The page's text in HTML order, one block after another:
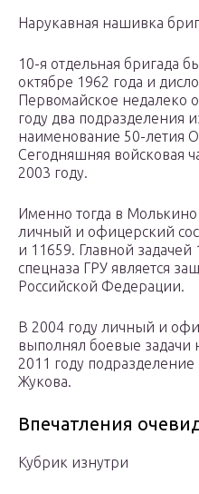
Нарукавная нашивка
10-я отдельная бригада
октябре 1962 года и
Первомайское недалеко
году два подразделения
наименование 50-летия
Сегодняшняя войсковая
2003 году.
Именно тогда в
личный и офицерский
и 11659. Главной
спецназа ГРУ является
Российской Федерации.
В 2004 году личный и
выполнял боевые задачи
2011 году
Жукова.
Впечатления
Кубрик изнутри